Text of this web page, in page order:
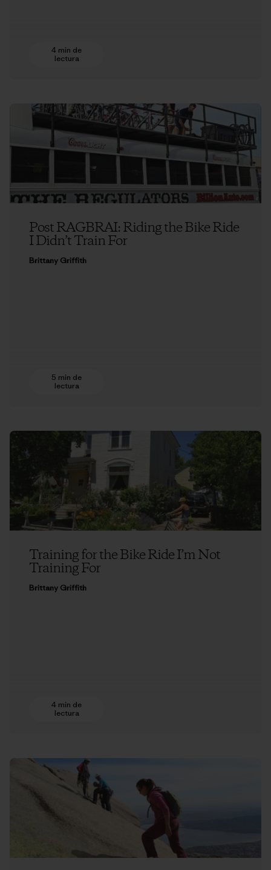
4 min de
lectura
Post RAGBRAI: Riding the Bike Ride
I Didn’t Train For
Brittany Griffith
5 min de
lectura
Training for the Bike Ride I’m Not
Training For
Brittany Griffith
4 min de
lectura